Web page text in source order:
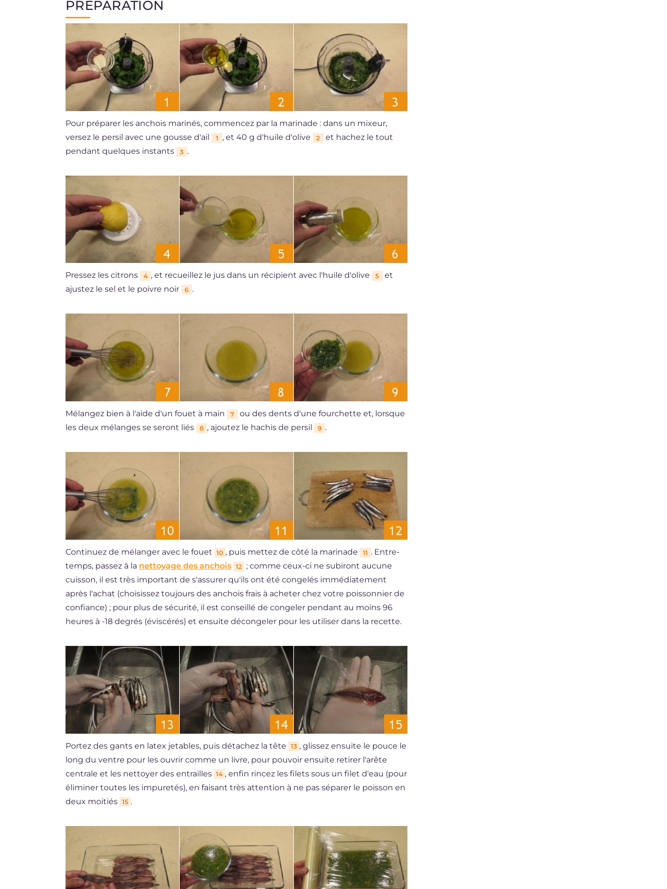
PRÉPARATION
Pour préparer les anchois marinés, commencez par la marinade : dans un mixeur,
versez le persil avec une gousse d'ail
1 , et 40 g d'huile d'olive 2
et hachez le tout
pendant quelques instants
3 .
Pressez les citrons 4 , et recueillez le jus dans un récipient avec l'huile d'olive 5
et
ajustez le sel et le poivre noir
6 .
Mélangez bien à l'aide d'un fouet à main 7
ou des dents d'une fourchette et, lorsque
les deux mélanges se seront liés
8 , ajoutez le hachis de persil 9 .
Continuez de mélanger avec le fouet 10 , puis mettez de côté la marinade 11 . Entre-
temps, passez à la nettoyage des anchois 12
; comme ceux-ci ne subiront aucune
cuisson, il est très important de s'assurer qu'ils ont été congelés immédiatement
après l'achat (choisissez toujours des anchois frais à acheter chez votre poissonnier de
confiance) ; pour plus de sécurité, il est conseillé de congeler pendant au moins 96
heures à -18 degrés (éviscérés) et ensuite décongeler pour les utiliser dans la recette.
Portez des gants en latex jetables, puis détachez la tête 13 , glissez ensuite le pouce le
long du ventre pour les ouvrir comme un livre, pour pouvoir ensuite retirer l'arête
centrale et les nettoyer des entrailles 14 , enfin rincez les filets sous un filet d'eau (pour
éliminer toutes les impuretés), en faisant très attention à ne pas séparer le poisson en
deux moitiés 15 .